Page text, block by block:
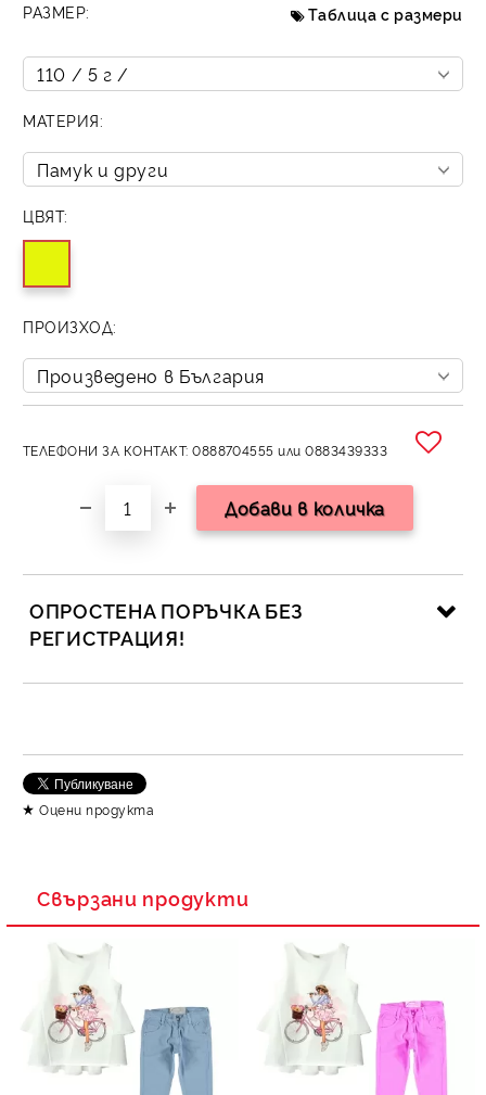
РАЗМЕР: Таблица с размери
МАТЕРИЯ:
ЦВЯТ:
ПРОИЗХОД:
ТЕЛЕФОНИ ЗА КОНТАКТ: 0888704555 или 0883439333
ОПРОСТЕНА ПОРЪЧКА БЕЗ
РЕГИСТРАЦИЯ!
Съгласен съм с
Оцени продукта
Свързани продукти